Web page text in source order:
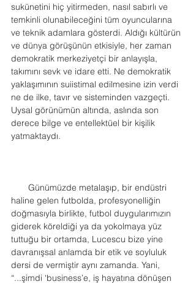
sukünetini hiç yitirmeden, nasıl sabırlı ve
temkinli olunabileceğini tüm oyuncularına
ve teknik adamlara gösterdi. Aldığı kültürün
ve dünya görüşünün etkisiyle, her zaman
demokratik merkeziyetçi bir anlayışla,
takımını sevk ve idare etti. Ne demokratik
yaklaşımının suiistimal edilmesine izin verdi
ne de ilke, tavır ve sisteminden vazgeçti.
Uysal görünümün altında, aslında son
derece bilge ve entellektüel bir kişilik
yatmaktaydı.
Günümüzde metalaşıp, bir endüstri
haline gelen futbolda, profesyonelliğin
doğmasıyla birlikte, futbol duygularımızın
giderek köreldiği ya da yokolmaya yüz
tuttuğu bir ortamda, Lucescu bize yine
davranışsal anlamda bir etik ve soyluluk
dersi de vermiştir aynı zamanda. Yani,
“...şimdi ‘business’e, iş hayatına dönüşen